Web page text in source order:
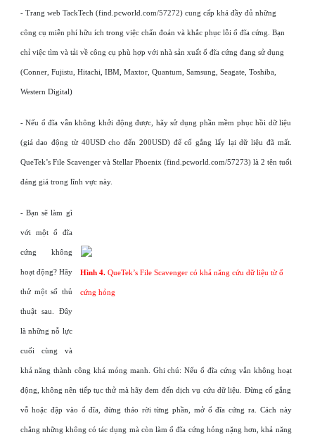
- Trang web TackTech (find.pcworld.com/57272) cung cấp khá đầy đủ những
công cụ miễn phí hữu ích trong việc chẩn đoán và khắc phục lỗi ổ đĩa cứng. Bạn
chỉ việc tìm và tải về công cụ phù hợp với nhà sản xuất ổ đĩa cứng đang sử dụng
(Conner, Fujistu, Hitachi, IBM, Maxtor, Quantum, Samsung, Seagate, Toshiba,
Western Digital)
- Nếu ổ đĩa vẫn không khởi động được, hãy sử dụng phần mềm phục hồi dữ liệu
(giá dao động từ 40USD cho đến 200USD) để cố gắng lấy lại dữ liệu đã mất.
QueTek’s File Scavenger và Stellar Phoenix (find.pcworld.com/57273) là 2 tên tuổi
đáng giá trong lĩnh vực này.
Hình 4.QueTek’s File Scavenger có khả năng cứu dữ liệu từ ổ
cứng hỏng
- Bạn sẽ làm gì
với một ổ đĩa
cứng không
hoạt động? Hãy
thử một số thủ
thuật sau. Đây
là những nỗ lực
cuối cùng và
khả năng thành công khá mỏng manh. Ghi chú: Nếu ổ đĩa cứng vẫn không hoạt
động, không nên tiếp tục thử mà hãy đem đến dịch vụ cứu dữ liệu. Đừng cố gắng
vỗ hoặc đập vào ổ đĩa, đừng tháo rời từng phần, mở ổ đĩa cứng ra. Cách này
chẳng những không có tác dụng mà còn làm ổ đĩa cứng hỏng nặng hơn, khả năng